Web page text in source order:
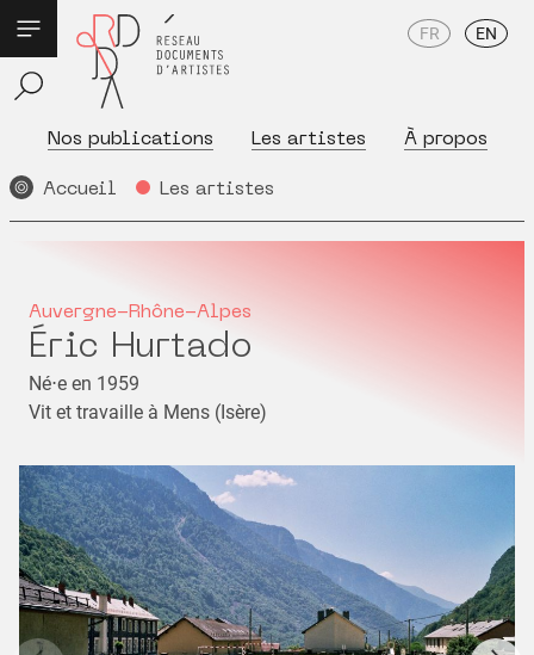
Nos publications Les artistes À propos
FR EN
Accueil Les artistes
Auvergne-Rhône-Alpes
Éric Hurtado
Né⋅e en 1959
Vit et travaille à Mens (Isère)